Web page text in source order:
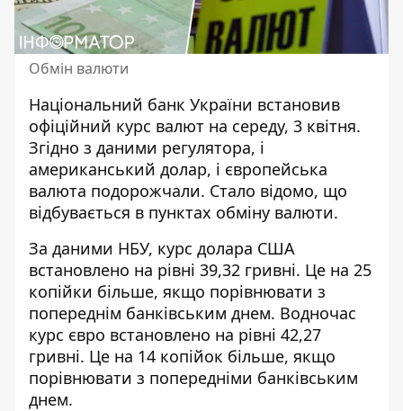
Обмін валюти
Національний банк України встановив
офіційний курс валют на середу, 3 квітня.
Згідно з даними регулятора, і
американський долар, і європейська
валюта подорожчали. Стало відомо, що
відбувається в пунктах обміну валюти.
За даними НБУ, курс долара США
встановлено на рівні 39,32 гривні. Це на 25
копійки більше, якщо порівнювати з
попереднім банківським днем. Водночас
курс євро встановлено на рівні 42,27
гривні. Це на 14 копійок більше, якщо
порівнювати з попередніми банківським
днем.